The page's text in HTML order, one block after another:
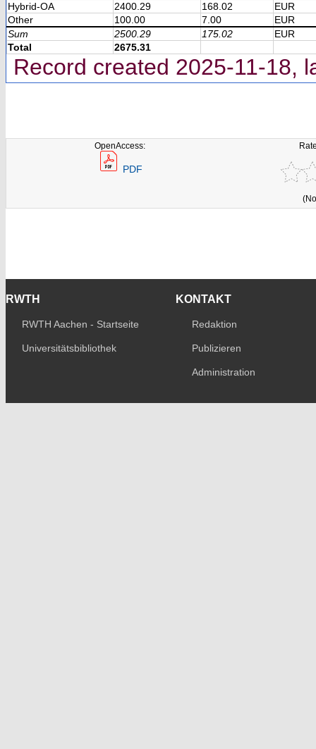
Hybrid-OA
2400.29 168.02
EUR
Other
100.00 7.00
EUR
Sum
2500.29 175.02
EUR
Total
2675.31
Record created 2025-11-18,
OpenAccess:
PDF
RWTH
RWTH Aachen - Startseite
Universitätsbibliothek
KONTAKT
Redaktion
Publizieren
Administration